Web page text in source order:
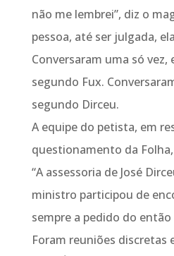
não me lembrei”, diz o
pessoa, até ser julgada,
Conversaram uma só vez,
segundo Fux.
segundo Dirceu.
A equipe do petista, em
questionamento da
“A assessoria de José
ministro participou de
sempre a pedido do então
Foram reuniões discretas